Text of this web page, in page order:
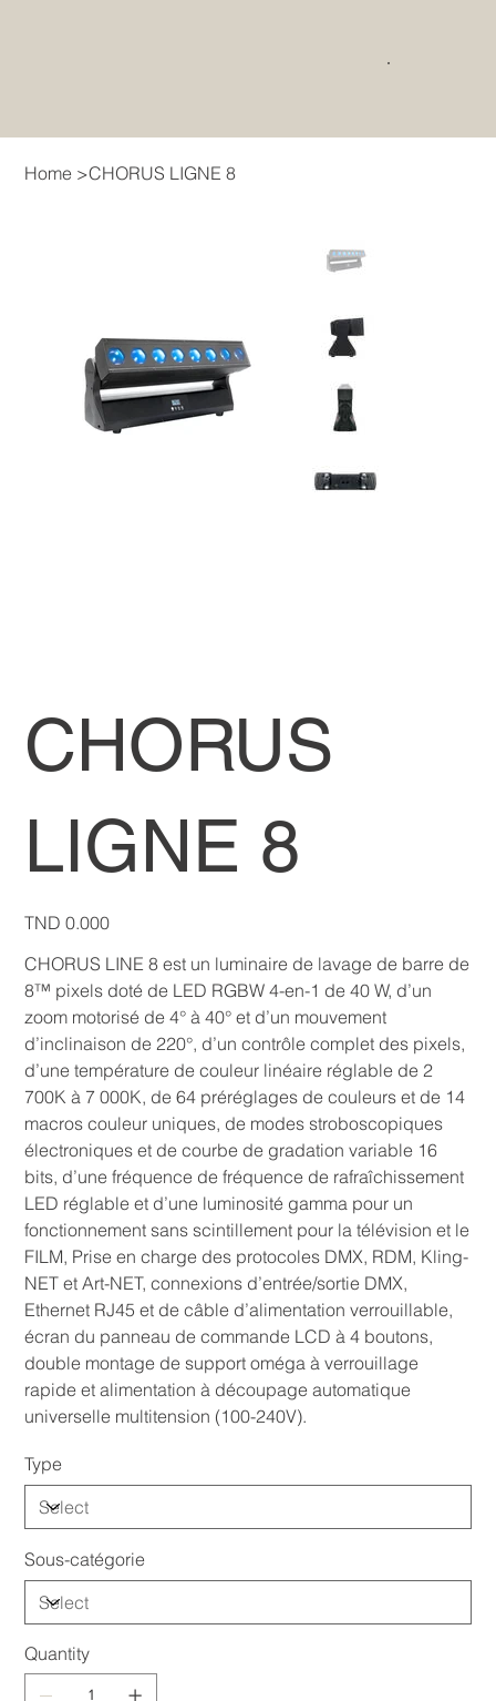
Home >CHORUS LIGNE 8
CHORUS
LIGNE 8
Price
TND 0.000
CHORUS LINE 8 est un luminaire de lavage de barre de
8™ pixels doté de LED RGBW 4-en-1 de 40 W, d’un
zoom motorisé de 4° à 40° et d’un mouvement
d’inclinaison de 220°, d’un contrôle complet des pixels,
d’une température de couleur linéaire réglable de 2
700K à 7 000K, de 64 préréglages de couleurs et de 14
macros couleur uniques, de modes stroboscopiques
électroniques et de courbe de gradation variable 16
bits, d’une fréquence de fréquence de rafraîchissement
LED réglable et d’une luminosité gamma pour un
fonctionnement sans scintillement pour la télévision et le
FILM, Prise en charge des protocoles DMX, RDM, Kling-
NET et Art-NET, connexions d’entrée/sortie DMX,
Ethernet RJ45 et de câble d’alimentation verrouillable,
écran du panneau de commande LCD à 4 boutons,
double montage de support oméga à verrouillage
rapide et alimentation à découpage automatique
universelle multitension (100-240V).
Type
Sous-catégorie
Quantity